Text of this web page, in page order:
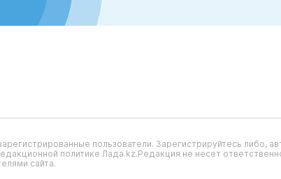
пользователи. Зарегистрируйтесь либо,
политике Лада.kz.Редакция не несет
сайта.